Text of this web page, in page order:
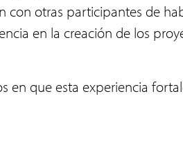
otras participantes de
en la creación de los
que esta experiencia